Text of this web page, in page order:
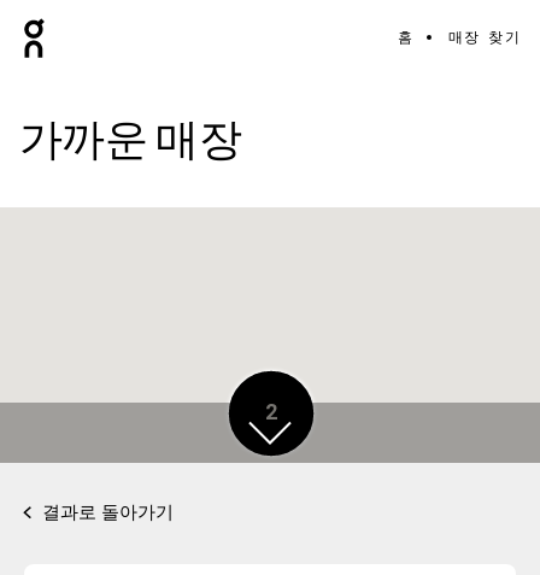
홈 매장 찾기
가까운 매장
2
결과로 돌아가기